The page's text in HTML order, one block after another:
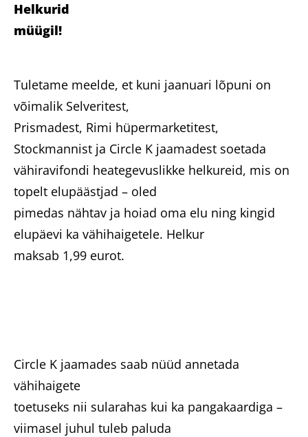
Helkurid
müügil!
Tuletame meelde, et kuni jaanuari lõpuni on
võimalik Selveritest,
Prismadest, Rimi hüpermarketitest,
Stockmannist ja Circle K jaamadest soetada
vähiravifondi heategevuslikke helkureid, mis on
topelt elupäästjad – oled
pimedas nähtav ja hoiad oma elu ning kingid
elupäevi ka vähihaigetele. Helkur
maksab 1,99 eurot.
Circle K jaamades saab nüüd annetada
vähihaigete
toetuseks nii sularahas kui ka pangakaardiga –
viimasel juhul tuleb paluda